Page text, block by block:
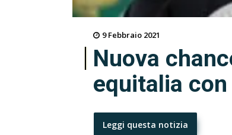
9 Febbraio 2021
Nuova
equitalia con
Leggi questa notizia